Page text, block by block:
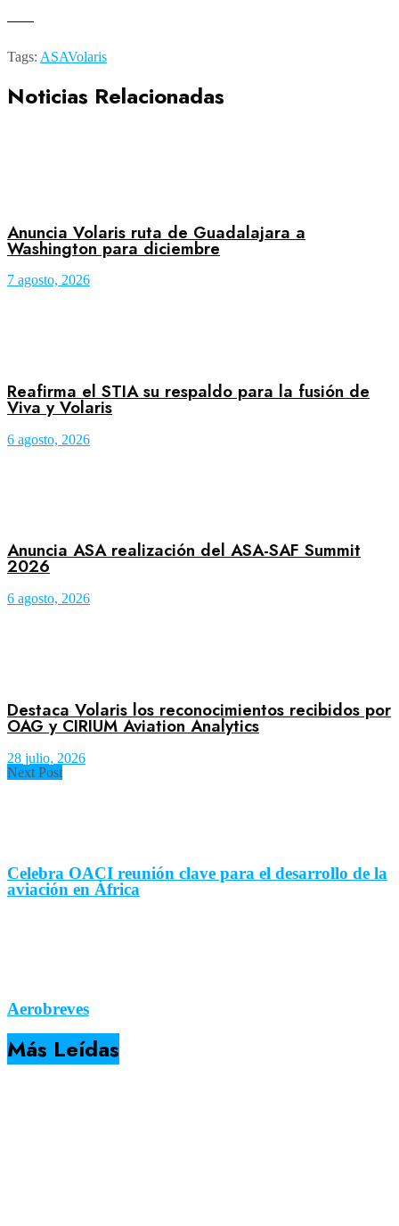
——
Tags: ASAVolaris
Noticias Relacionadas
Anuncia Volaris ruta de Guadalajara a
Washington para diciembre
7 agosto, 2026
Reafirma el STIA su respaldo para la fusión de
Viva y Volaris
6 agosto, 2026
Anuncia ASA realización del ASA-SAF Summit
2026
6 agosto, 2026
Destaca Volaris los reconocimientos recibidos por
OAG y CIRIUM Aviation Analytics
28 julio, 2026
Next Post
Celebra OACI reunión clave para el desarrollo de la
aviación en África
Aerobreves
Más Leídas